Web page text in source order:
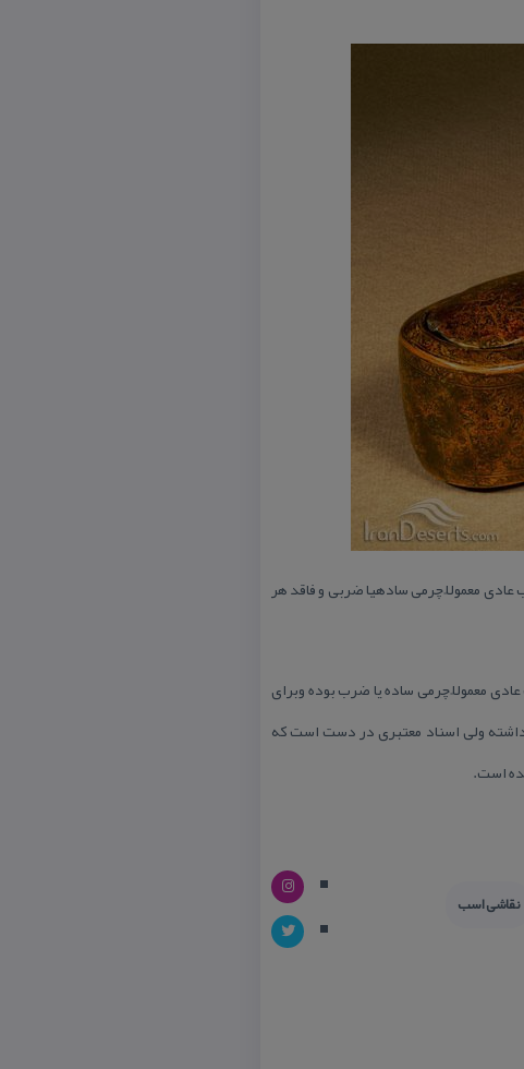
عادی معمولاً چرمی سادهیا ضربی و فاقد هر
معمولاً چرمی ساده یا ضرب بوده وبرای
ولی اسناد معتبری در دست است كه
است.
نقاشی اسب